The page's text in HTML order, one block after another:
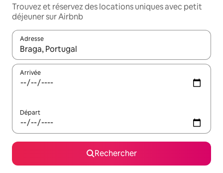
Trouvez et réservez des locations uniques avec petit
déjeuner sur Airbnb
Adresse
Lorsque les résultats s'affichent, utilisez les flèches vers le
Arrivée
Départ
Rechercher